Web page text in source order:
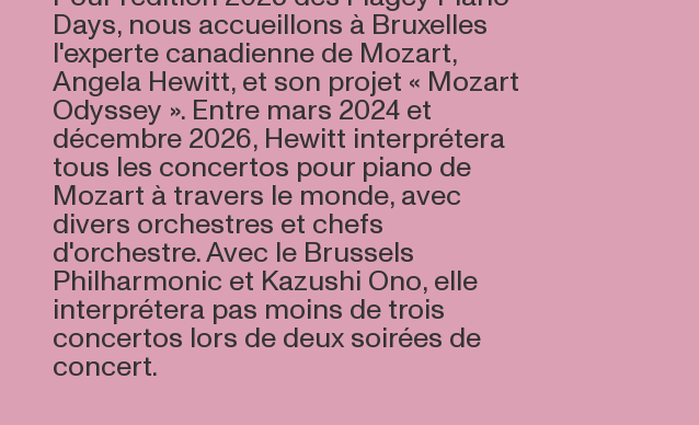
Days, nous accueillons à Bruxelles
l'experte canadienne de Mozart,
Angela Hewitt, et son projet « Mozart
Odyssey ». Entre mars 2024 et
décembre 2026, Hewitt interprétera
tous les concertos pour piano de
Mozart à travers le monde, avec
divers orchestres et chefs
d'orchestre. Avec le Brussels
Philharmonic et Kazushi Ono, elle
interprétera pas moins de trois
concertos lors de deux soirées de
concert.